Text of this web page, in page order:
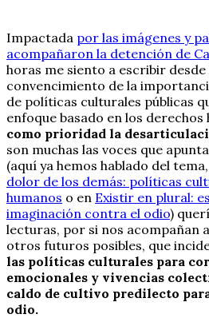
Impactada por las imágenes y
acompañaron la detención de
horas me siento a escribir desde
convencimiento de la
de políticas culturales públicas
enfoque basado en los derechos
como prioridad la
son muchas las voces que
(aquí ya hemos hablado del
dolor de los demás: políticas
humanos o en Existir en plural:
imaginación contra el odio)
lecturas, por si nos acompañan
otros futuros posibles, que
las políticas culturales para
emocionales y vivencias
caldo de cultivo predilecto
odio.